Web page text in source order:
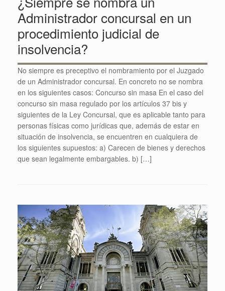
Administrador concursal en un
procedimiento judicial de
insolvencia?
No siempre es preceptivo el nombramiento por el Juzgado
de un Administrador concursal. En concreto no se nombra
en los siguientes casos: Concurso sin masa En el caso del
concurso sin masa regulado por los artículos 37 bis y
siguientes de la Ley Concursal, que es aplicable tanto para
personas físicas como jurídicas que, además de estar en
situación de insolvencia, se encuentren en cualquiera de
los siguientes supuestos: a) Carecen de bienes y derechos
que sean legalmente embargables. b) […]